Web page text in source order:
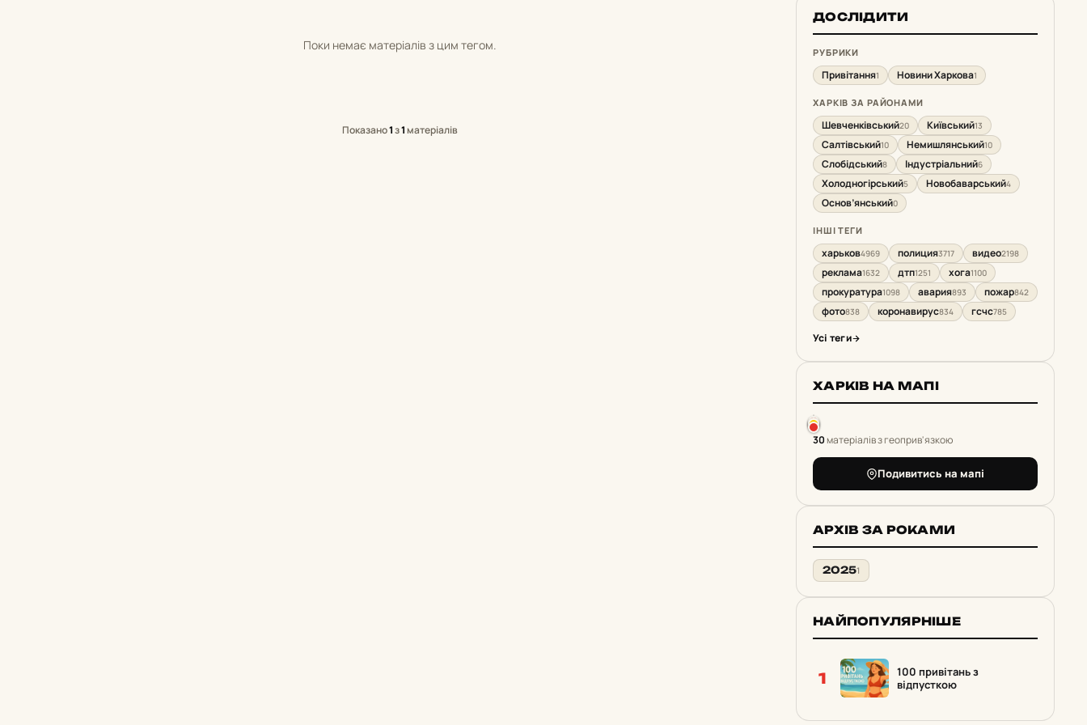
Поки немає матеріалів з цим тегом.
Показано1з1матеріалів
ДОСЛІДИТИ
РУБРИКИ
Привітання1 Новини Харкова1
ХАРКІВ ЗА РАЙОНАМИ
Шевченківський20 Київський13
Салтівський10 Немишлянський10
Слобідський8 Індустріальний6
Холодногірський5 Новобаварський4
Основ’янський0
ІНШІ ТЕГИ
харьков4969 полиция3717 видео2198
реклама1632 дтп1251 хога1100
прокуратура1098 авария893 пожар842
фото838 коронавирус834 гсчс785
Усі теги
ХАРКІВ НА МАПІ
30матеріалів з геоприв'язкою
Подивитись на мапі
АРХІВ ЗА РОКАМИ
20251
НАЙПОПУЛЯРНІШЕ
1
100 привітань з
відпусткою